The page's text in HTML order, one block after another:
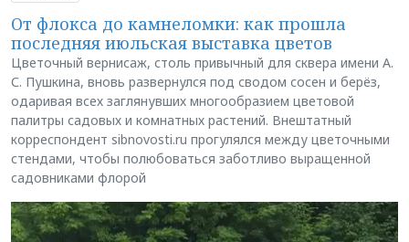
От флокса до камнеломки: как прошла
последняя июльская выставка цветов
Цветочный вернисаж, столь привычный для сквера имени А.
С. Пушкина, вновь развернулся под сводом сосен и берёз,
одаривая всех заглянувших многообразием цветовой
палитры садовых и комнатных растений. Внештатный
корреспондент sibnovosti.ru прогулялся между цветочными
стендами, чтобы полюбоваться заботливо выращенной
садовниками флорой